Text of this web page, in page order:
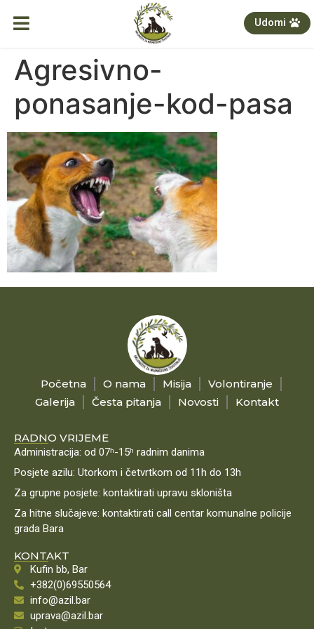
Udomi
Agresivno-
ponasanje-kod-pasa
Početna O nama Misija
Volontiranje
Galerija
Česta pitanja Novosti Kontakt
RADNO VRIJEME
Administracija: od 07ʰ-15ʰ radnim danima
Posjete azilu: Utorkom i četvrtkom od 11h do 13h
Za grupne posjete: kontaktirati upravu skloništa
Za hitne slučajeve: kontaktirati call centar komunalne policije
grada Bara
KONTAKT
Kufin bb, Bar
+382(0)69550564
info@azil.bar
uprava@azil.bar